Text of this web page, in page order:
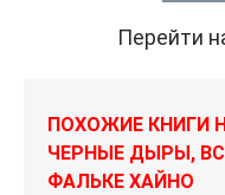
Перейти
ПОХОЖИЕ КНИГИ
ЧЕРНЫЕ ДЫРЫ,
ФАЛЬКЕ ХАЙНО